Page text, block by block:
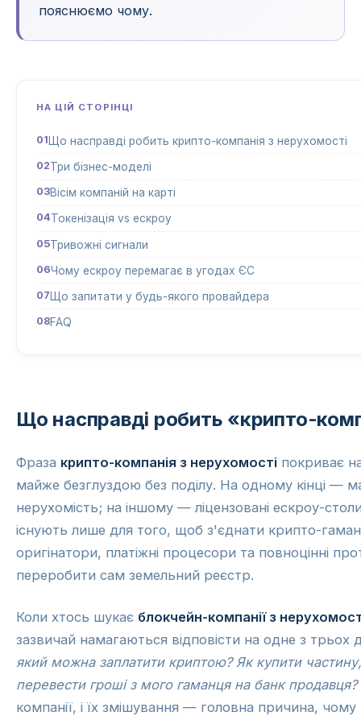
пояснюємо чому.
НА ЦІЙ СТОРІНЦІ
Що насправді робить крипто-компанія з нерухомості
Три бізнес-моделі
Вісім компаній на карті
Токенізація vs ескроу
Тривожні сигнали
Чому ескроу перемагає в угодах ЄС
Що запитати у будь-якого провайдера
FAQ
Що насправді робить «крипто-
Фраза крипто-компанія з нерухомості покриває
майже безглуздою без поділу. На одному кінці —
нерухомість; на іншому — ліцензовані ескроу-
існують лише для того, щоб з'єднати крипто-
оригінатори, платіжні процесори та повноцінні
переробити сам земельний реєстр.
Коли хтось шукає блокчейн-компанії з
зазвичай намагаються відповісти на одне з трьох
який можна заплатити криптою? Як купити
перевести гроші з мого гаманця на банк продавця?
компанії, і їх змішування — головна причина,